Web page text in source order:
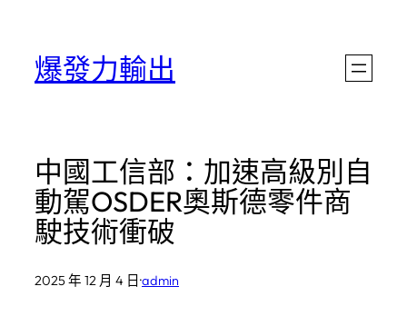
爆發力輸出
中國工信部：加速高級別自
動駕OSDER奧斯德零件商
駛技術衝破
2025 年 12 月 4 日·admin